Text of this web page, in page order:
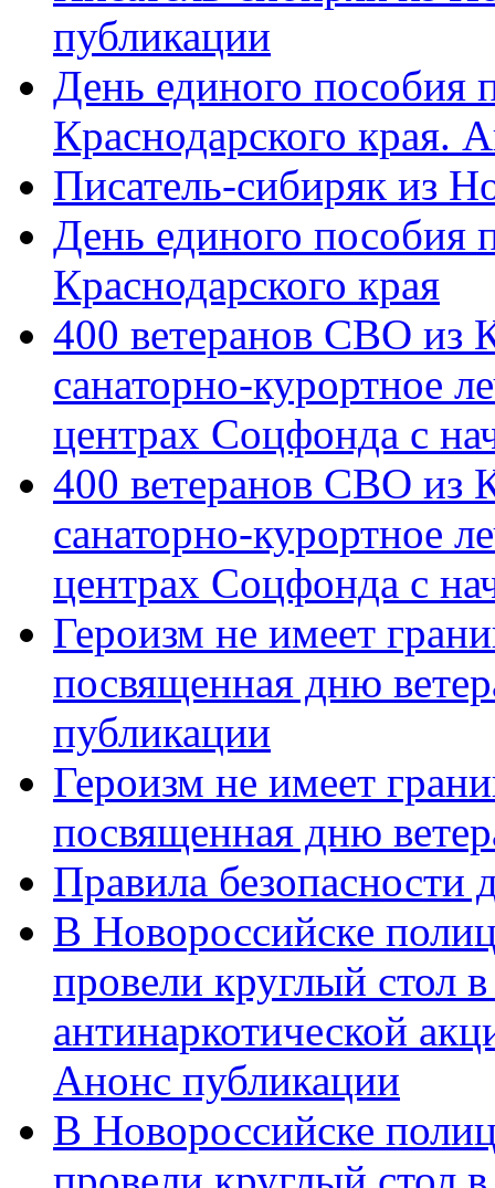
публикации
День единого пособия
Краснодарского края.
Писатель-сибиряк из
День единого пособия
Краснодарского края
400 ветеранов СВО из
санаторно-курортное
центрах Соцфонда с
400 ветеранов СВО из
санаторно-курортное
центрах Соцфонда с
Героизм не имеет
посвященная дню
публикации
Героизм не имеет
посвященная дню
Правила безопасности
В Новороссийске
провели круглый стол
антинаркотической
Анонс публикации
В Новороссийске